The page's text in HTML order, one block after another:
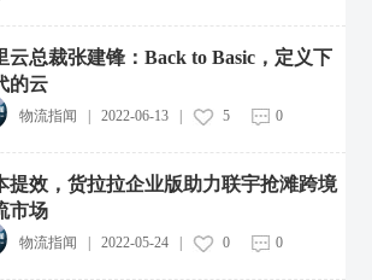
云总裁张建锋：Back to Basic，定义下
的云
物流指闻 2022-06-13| 5 0
提效，货拉拉企业版助力联宇抢滩跨境
市场
物流指闻 2022-05-24| 0 0